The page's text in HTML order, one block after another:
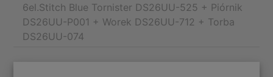
6el.Stitch Blue Tornister DS26UU-525 + Piórnik
DS26UU-P001 + Worek DS26UU-712 + Torba
DS26UU-074